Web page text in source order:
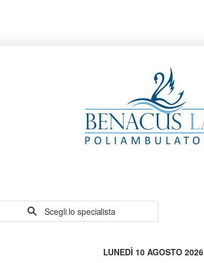
Scegli lo specialista
LUNEDÌ 10 AGOSTO 2026